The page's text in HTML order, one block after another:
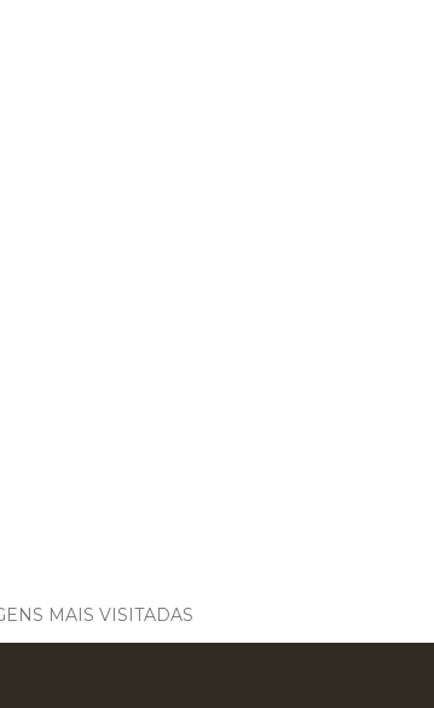
MAIS VISITADAS